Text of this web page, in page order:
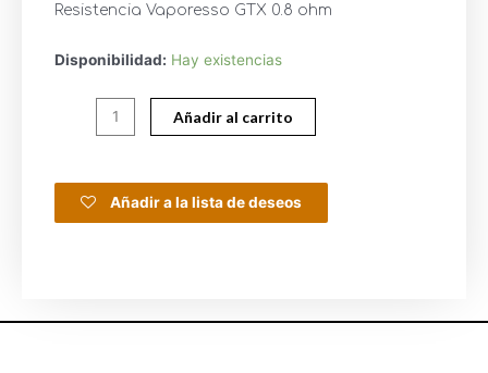
Resistencia Vaporesso GTX 0.8 ohm
Disponibilidad: Hay existencias
Añadir al carrito
Añadir a la lista de deseos